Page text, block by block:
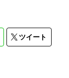
ツイート